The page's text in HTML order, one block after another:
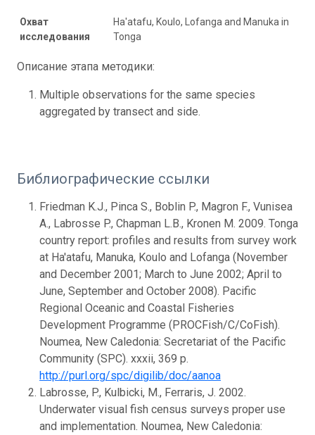
Охват
исследования
Ha'atafu, Koulo, Lofanga and Manuka in
Tonga
Описание этапа методики:
Multiple observations for the same species
aggregated by transect and side.
Библиографические ссылки
Friedman K.J., Pinca S., Boblin P., Magron F., Vunisea
A., Labrosse P., Chapman L.B., Kronen M. 2009. Tonga
country report: profiles and results from survey work
at Ha'atafu, Manuka, Koulo and Lofanga (November
and December 2001; March to June 2002; April to
June, September and October 2008). Pacific
Regional Oceanic and Coastal Fisheries
Development Programme (PROCFish/C/CoFish).
Noumea, New Caledonia: Secretariat of the Pacific
Community (SPC). xxxii, 369 p.
http://purl.org/spc/digilib/doc/aanoa
Labrosse, P., Kulbicki, M., Ferraris, J. 2002.
Underwater visual fish census surveys proper use
and implementation. Noumea, New Caledonia: